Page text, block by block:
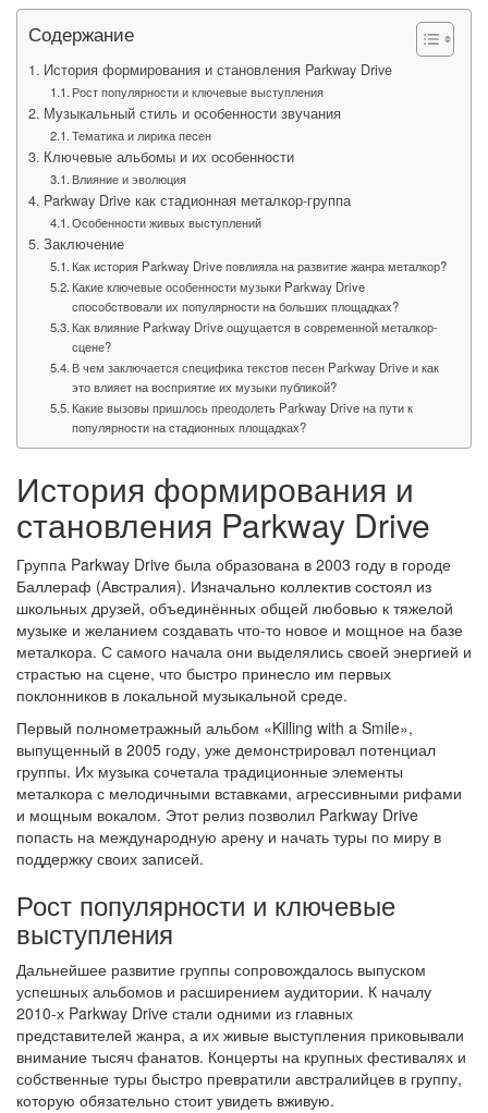
Содержание
История формирования и становления Parkway Drive
Рост популярности и ключевые выступления
Музыкальный стиль и особенности звучания
Тематика и лирика песен
Ключевые альбомы и их особенности
Влияние и эволюция
Parkway Drive как стадионная металкор-группа
Особенности живых выступлений
Заключение
Как история Parkway Drive повлияла на развитие жанра металкор?
Какие ключевые особенности музыки Parkway Drive
способствовали их популярности на больших площадках?
Как влияние Parkway Drive ощущается в современной металкор-
сцене?
В чем заключается специфика текстов песен Parkway Drive и как
это влияет на восприятие их музыки публикой?
Какие вызовы пришлось преодолеть Parkway Drive на пути к
популярности на стадионных площадках?
История формирования и
становления Parkway Drive
Группа Parkway Drive была образована в 2003 году в городе
Баллераф (Австралия). Изначально коллектив состоял из
школьных друзей, объединённых общей любовью к тяжелой
музыке и желанием создавать что-то новое и мощное на базе
металкора. С самого начала они выделялись своей энергией и
страстью на сцене, что быстро принесло им первых
поклонников в локальной музыкальной среде.
Первый полнометражный альбом «Killing with a Smile»,
выпущенный в 2005 году, уже демонстрировал потенциал
группы. Их музыка сочетала традиционные элементы
металкора с мелодичными вставками, агрессивными рифами
и мощным вокалом. Этот релиз позволил Parkway Drive
попасть на международную арену и начать туры по миру в
поддержку своих записей.
Рост популярности и ключевые
выступления
Дальнейшее развитие группы сопровождалось выпуском
успешных альбомов и расширением аудитории. К началу
2010-х Parkway Drive стали одними из главных
представителей жанра, а их живые выступления приковывали
внимание тысяч фанатов. Концерты на крупных фестивалях и
собственные туры быстро превратили австралийцев в группу,
которую обязательно стоит увидеть вживую.